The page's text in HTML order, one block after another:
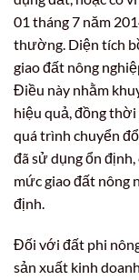
01 tháng 7 năm
thường. Diện tích
giao đất nông
Điều này nhằm
hiệu quả, đồng
quá trình chuyển
đã sử dụng ổn
mức giao đất nông
định.
Đối với đất phi
sản xuất kinh